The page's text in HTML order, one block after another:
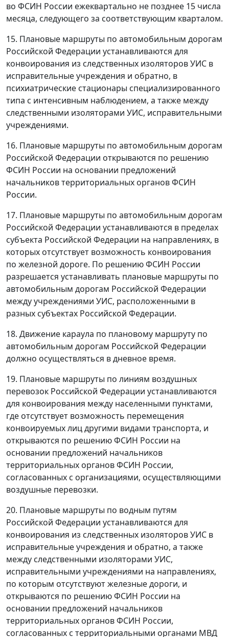
во ФСИН России ежеквартально не позднее 15 числа
месяца, следующего за соответствующим кварталом.
15. Плановые маршруты по автомобильным дорогам
Российской Федерации устанавливаются для
конвоирования из следственных изоляторов УИС в
исправительные учреждения и обратно, в
психиатрические стационары специализированного
типа с интенсивным наблюдением, а также между
следственными изоляторами УИС, исправительными
учреждениями.
16. Плановые маршруты по автомобильным дорогам
Российской Федерации открываются по решению
ФСИН России на основании предложений
начальников территориальных органов ФСИН
России.
17. Плановые маршруты по автомобильным дорогам
Российской Федерации устанавливаются в пределах
субъекта Российской Федерации на направлениях, в
которых отсутствует возможность конвоирования
по железной дороге. По решению ФСИН России
разрешается устанавливать плановые маршруты по
автомобильным дорогам Российской Федерации
между учреждениями УИС, расположенными в
разных субъектах Российской Федерации.
18. Движение караула по плановому маршруту по
автомобильным дорогам Российской Федерации
должно осуществляться в дневное время.
19. Плановые маршруты по линиям воздушных
перевозок Российской Федерации устанавливаются
для конвоирования между населенными пунктами,
где отсутствует возможность перемещения
конвоируемых лиц другими видами транспорта, и
открываются по решению ФСИН России на
основании предложений начальников
территориальных органов ФСИН России,
согласованных с организациями, осуществляющими
воздушные перевозки.
20. Плановые маршруты по водным путям
Российской Федерации устанавливаются для
конвоирования из следственных изоляторов УИС в
исправительные учреждения и обратно, а также
между следственными изоляторами УИС,
исправительными учреждениями на направлениях,
по которым отсутствуют железные дороги, и
открываются по решению ФСИН России на
основании предложений начальников
территориальных органов ФСИН России,
согласованных с территориальными органами МВД